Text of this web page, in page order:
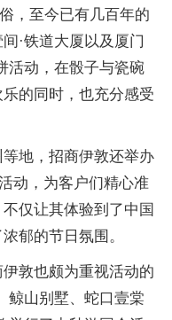
，至今已有几百年的
·铁道大厦以及厦门
活动，在骰子与瓷碗
的同时，也充分感受
地，招商伊敦还举办
动，为客户们精心准
仅让其体验到了中国
郁的节日氛围。
敦也颇为重视活动的
鲸山别墅、蛇口壹棠